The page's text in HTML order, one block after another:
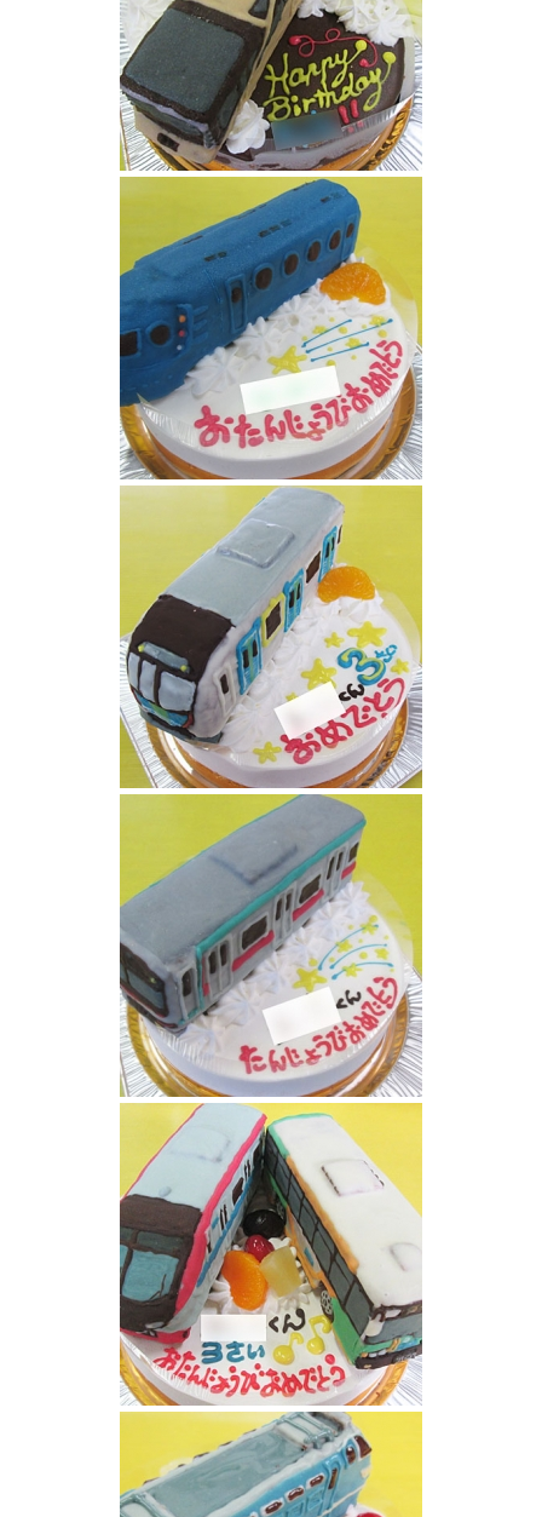
四季島クルーズトレイン立体ケーキ
南海ラピート電車ケーキ
西武鉄道40000系電車立体ケーキ
東急田園都市線電車立体ケーキ
都営バスと京王ライナー電車立体ケーキ